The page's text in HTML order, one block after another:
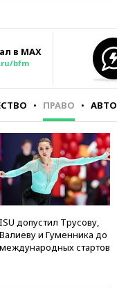
в MAX
bfm
ПРАВО АВТО
ISU допустил Трусову,
Валиеву и Гуменника до
международных стартов